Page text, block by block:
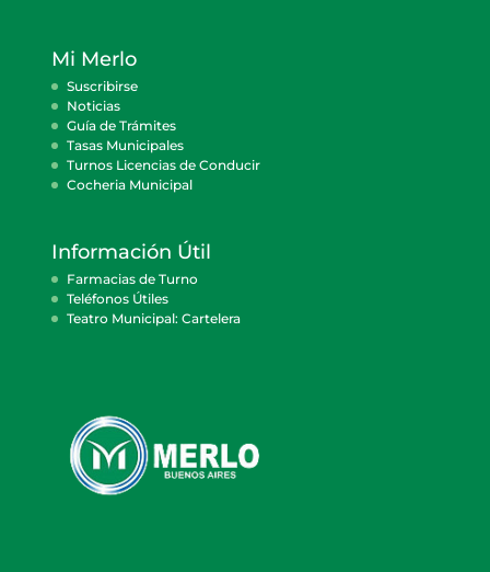
Mi Merlo
Suscribirse
Noticias
Guía de Trámites
Tasas Municipales
Turnos Licencias de Conducir
Cocheria Municipal
Información Útil
Farmacias de Turno
Teléfonos Útiles
Teatro Municipal: Cartelera